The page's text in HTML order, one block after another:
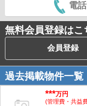
電
無料会員登録はこ
会員登録
過去掲載物件一覧
***万円
(管理費・共益